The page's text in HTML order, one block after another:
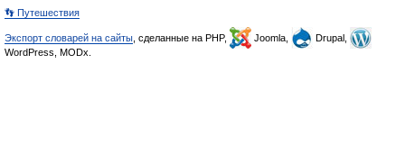
👣 Путешествия
Экспорт словарей на сайты , сделанные на PHP, Joomla,
Drupal,
WordPress, MODx.